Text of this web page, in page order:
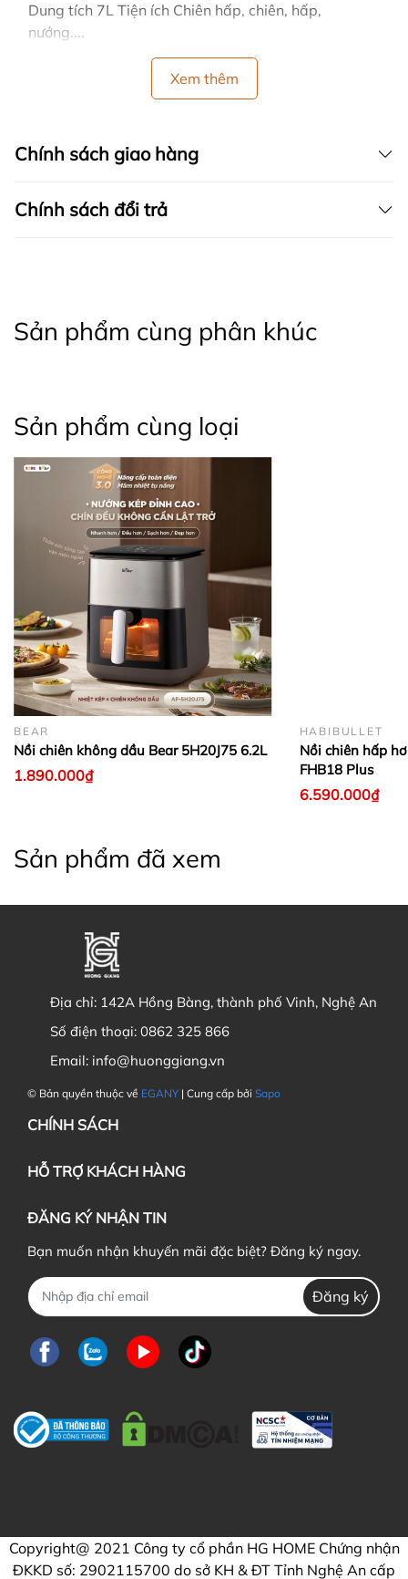
Dung tích 7L Tiện ích Chiên hấp, chiên, hấp,
nướng....
Xem thêm
Chính sách giao hàng
Chính sách đổi trả
Sản phẩm cùng phân khúc
Sản phẩm cùng loại
BEAR
Nồi chiên không dầu Bear 5H20J75 6.2L
1.890.000₫
HABIBULLET
Nồi chiên hấp
FHB18 Plus
6.590.000₫
Sản phẩm đã xem
Địa chỉ: 142A Hồng Bàng, thành phố Vinh, Nghệ An
Số điện thoại: 0862 325 866
Email: info@huonggiang.vn
© Bản quyền thuộc về EGANY | Cung cấp bởi Sapo
CHÍNH SÁCH
HỖ TRỢ KHÁCH HÀNG
ĐĂNG KÝ NHẬN TIN
Bạn muốn nhận khuyến mãi đặc biệt? Đăng ký ngay.
Đăng ký
Copyright@ 2021 Công ty cổ phần HG HOME Chứng nhận
ĐKKD số: 2902115700 do sở KH & ĐT Tỉnh Nghệ An cấp